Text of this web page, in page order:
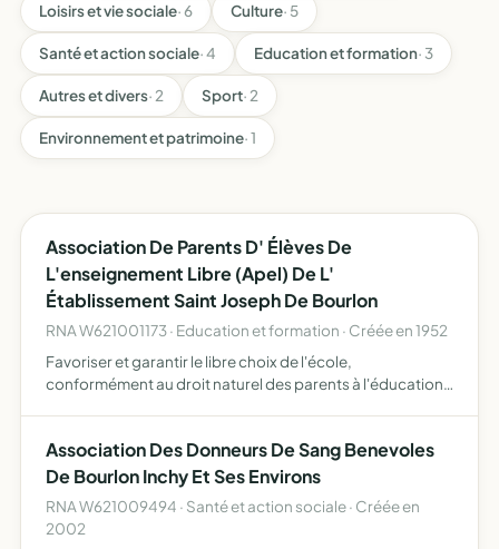
Loisirs et vie sociale· 6 Culture· 5
Santé et action sociale· 4 Education et formation· 3
Autres et divers· 2 Sport· 2
Environnement et patrimoine· 1
Association De Parents D' Élèves De
L'enseignement Libre (Apel) De L'
Établissement Saint Joseph De Bourlon
RNA W621001173 · Education et formation · Créée en 1952
Favoriser et garantir le libre choix de l'école,
conformément au droit naturel des parents à l'éducation
catholiq…
Association Des Donneurs De Sang Benevoles
De Bourlon Inchy Et Ses Environs
RNA W621009494 · Santé et action sociale · Créée en
2002